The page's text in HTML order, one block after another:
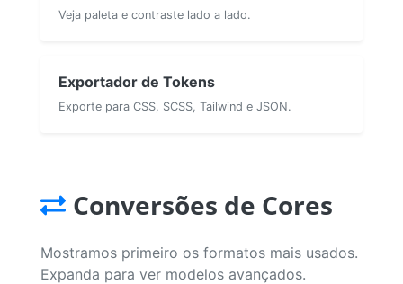
Veja paleta e contraste lado a lado.
Exportador de Tokens
Exporte para CSS, SCSS, Tailwind e JSON.
Conversões de Cores
Mostramos primeiro os formatos mais usados.
Expanda para ver modelos avançados.